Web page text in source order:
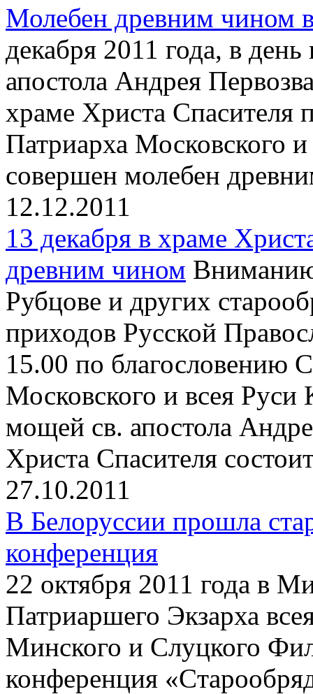
Молебен древним чином
декабря 2011 года, в день
апостола Андрея
храме Христа Спасителя
Патриарха Московского
совершен молебен
12.12.2011
13 декабря в храме
древним чином
Рубцове и других
приходов Русской
15.00 по благословению
Московского и всея Руси
мощей св. апостола
Христа Спасителя
27.10.2011
В Белоруссии прошла
конференция
22 октября 2011 года в
Патриаршего Экзарха
Минского и Слуцкого
конференция